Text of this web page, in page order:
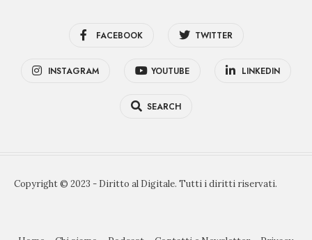
FACEBOOK TWITTER
INSTAGRAM YOUTUBE LINKEDIN
SEARCH
Copyright © 2023 - Diritto al Digitale. Tutti i diritti riservati.